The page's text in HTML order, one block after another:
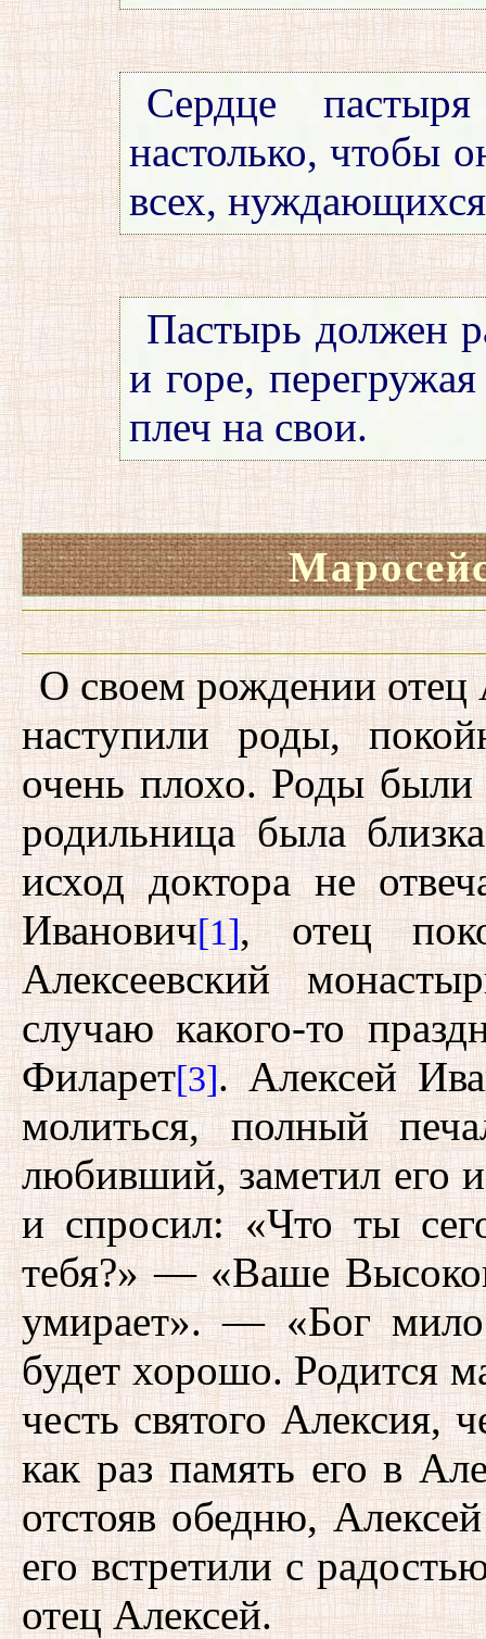
Сердце
настолько, чтобы
всех,
Пастырь должен
и горе,
плеч на свои.
О своем рождении отец
наступили роды,
очень плохо. Роды были
родильница была
исход доктора не
Иванович[1], отец
Алексеевский
случаю какого-то
Филарет[3]. Алексей
молиться, полный
любивший, заметил его
и спросил: «Что ты
тебя?» — «Ваше
умирает». — «Бог
будет хорошо. Родится
честь святого Алексия,
как раз память его в
отстояв обедню,
его встретили с
отец Алексей.